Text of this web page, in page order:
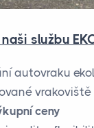
službu
autovraku
ceny